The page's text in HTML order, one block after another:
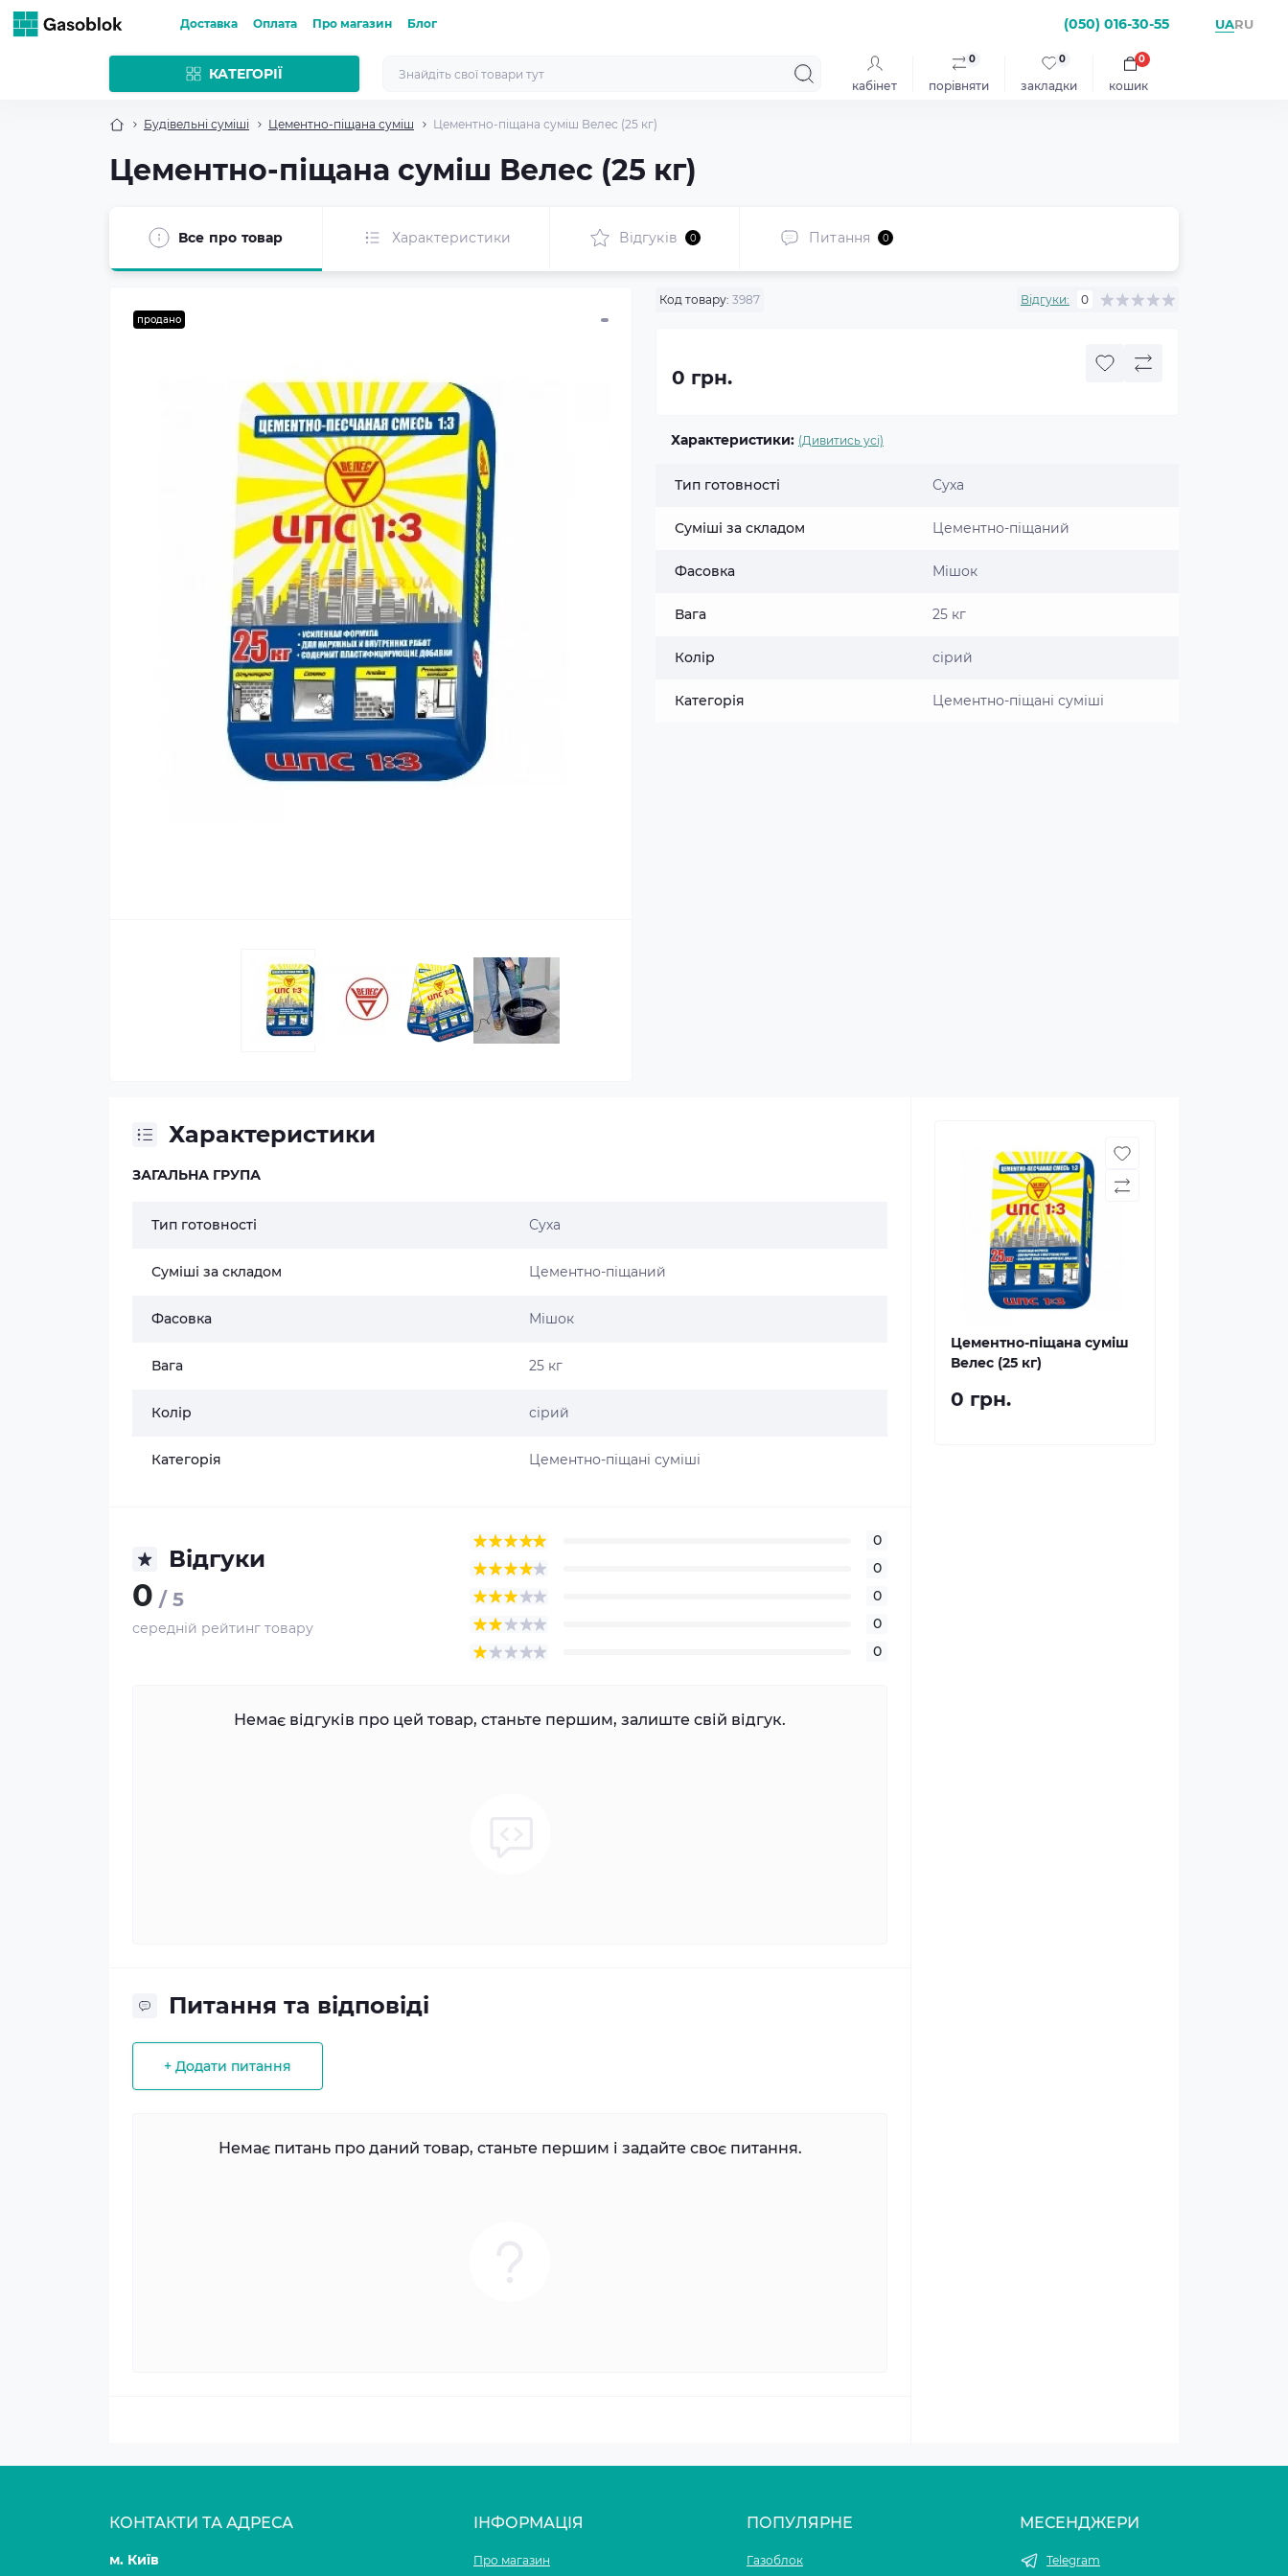
Доставка Оплата Про магазин Блог (050) 016-30-55 UARU
КАТЕГОРІЇ
кабінет порівняти
0
закладки
0
кошик
0
Будівельні суміші Цементно-піщана суміш Цементно-піщана суміш Велес (25 кг)
Цементно-піщана суміш Велес (25 кг)
Все про товар Характеристики Відгуків 0 Питання 0
продано
Код товару: 3987 Відгуки: 0
0 грн.
Характеристики: (Дивитись усі)
Тип готовності Суха
Суміші за складом Цементно-піщаний
Фасовка Мішок
Вага 25 кг
Колір сірий
Категорія Цементно-піщані суміші
Характеристики
ЗАГАЛЬНА ГРУПА
Тип готовності Суха
Суміші за складом Цементно-піщаний
Фасовка Мішок
Вага 25 кг
Колір сірий
Категорія Цементно-піщані суміші
Відгуки
0 / 5
середній рейтинг товару
0
0
0
0
0
Немає відгуків про цей товар, станьте першим, залиште свій відгук.
Питання та відповіді
+ Додати питання
Немає питань про даний товар, станьте першим і задайте своє питання.
Цементно-піщана суміш
Велес (25 кг)
0 грн.
КОНТАКТИ ТА АДРЕСА
м. Київ
ІНФОРМАЦІЯ
Про магазин
ПОПУЛЯРНЕ
Газоблок
МЕСЕНДЖЕРИ
Telegram